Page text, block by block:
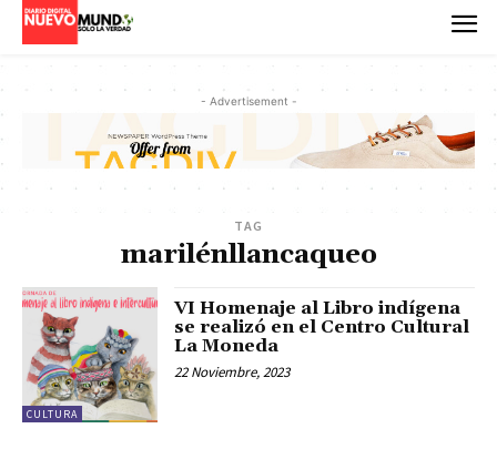
- Advertisement -
TAG
marilénllancaqueo
CULTURA
VI Homenaje al Libro indígena
se realizó en el Centro Cultural
La Moneda
22 Noviembre, 2023